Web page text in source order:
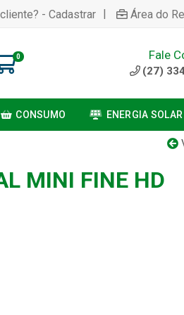
- Cadastrar | Área do
0 Fale
(27)
CONSUMO ENERGIA SOLAR
MINI FINE HD